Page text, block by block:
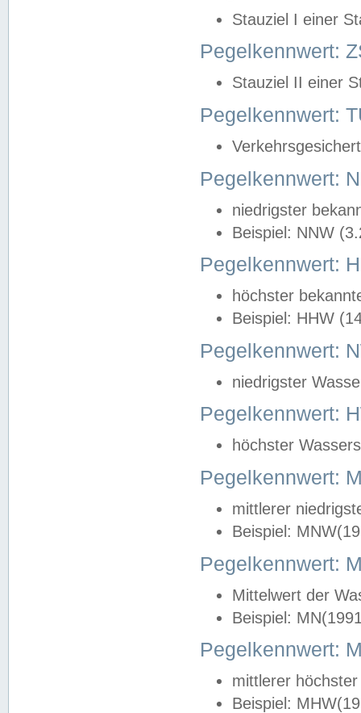
Stauziel I einer
Pegelkennwert:
Stauziel II einer
Pegelkennwert:
Pegelkennwert:
niedrigster
Beispiel: NNW
Pegelkennwert:
höchster
Beispiel: HHW
Pegelkennwert:
niedrigster
Pegelkennwert:
höchster
Pegelkennwert:
mittlerer
Beispiel:
Pegelkennwert:
Mittelwert der
Beispiel:
Pegelkennwert:
mittlerer
Beispiel: